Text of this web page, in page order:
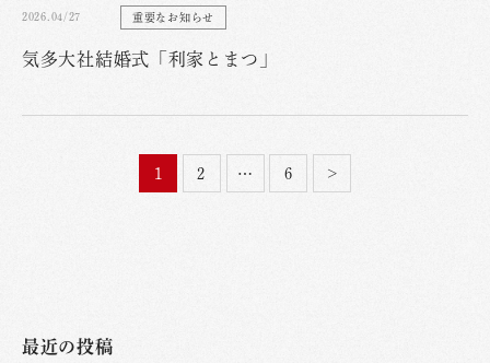
2026.04/27 重要なお知らせ
気多大社結婚式「利家とまつ」
1 2 … 6 >
最近の投稿